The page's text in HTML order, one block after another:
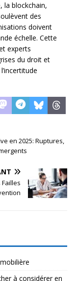
la blockchain,
des
doivent
échelle. Cette
experts
du droit et
en 2025: Ruptures,
à considérer en